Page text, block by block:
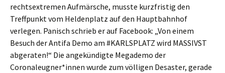
rechtsextremen Aufmärsche, musste kurzfristig den
Treffpunkt vom Heldenplatz auf den Hauptbahnhof
verlegen. Panisch schrieb er auf Facebook: „Von einem
Besuch der Antifa Demo am #KARLSPLATZ wird MASSIVST
abgeraten!“ Die angekündigte Megademo der
Coronaleugner*innen wurde zum völligen Desaster, gerade